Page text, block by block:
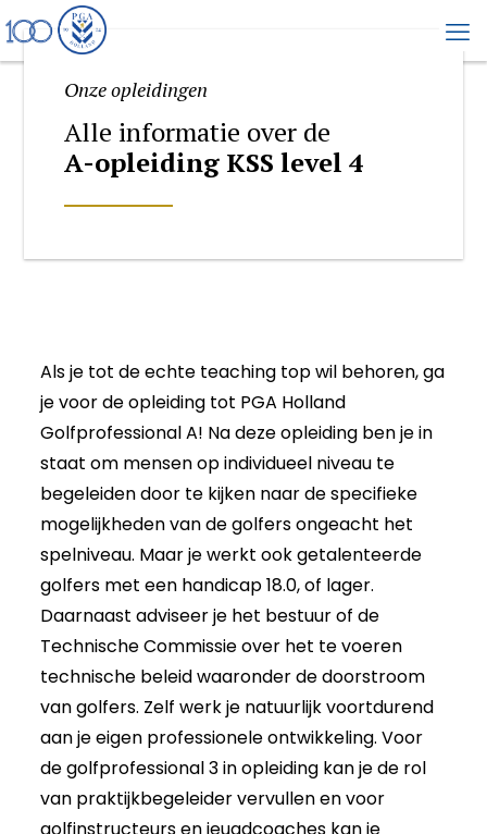
Onze opleidingen
Alle informatie over de
A-opleiding KSS level 4
Als je tot de echte teaching top wil behoren, ga
je voor de opleiding tot PGA Holland
Golfprofessional A! Na deze opleiding ben je in
staat om mensen op individueel niveau te
begeleiden door te kijken naar de specifieke
mogelijkheden van de golfers ongeacht het
spelniveau. Maar je werkt ook getalenteerde
golfers met een handicap 18.0, of lager.
Daarnaast adviseer je het bestuur of de
Technische Commissie over het te voeren
technische beleid waaronder de doorstroom
van golfers. Zelf werk je natuurlijk voortdurend
aan je eigen professionele ontwikkeling. Voor
de golfprofessional 3 in opleiding kan je de rol
van praktijkbegeleider vervullen en voor